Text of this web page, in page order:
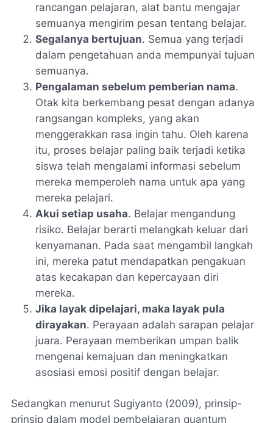
rancangan pelajaran, alat bantu mengajar
semuanya mengirim pesan tentang belajar.
Segalanya bertujuan. Semua yang terjadi
dalam pengetahuan anda mempunyai tujuan
semuanya.
Pengalaman sebelum pemberian nama.
Otak kita berkembang pesat dengan adanya
rangsangan kompleks, yang akan
menggerakkan rasa ingin tahu. Oleh karena
itu, proses belajar paling baik terjadi ketika
siswa telah mengalami informasi sebelum
mereka memperoleh nama untuk apa yang
mereka pelajari.
Akui setiap usaha. Belajar mengandung
risiko. Belajar berarti melangkah keluar dari
kenyamanan. Pada saat mengambil langkah
ini, mereka patut mendapatkan pengakuan
atas kecakapan dan kepercayaan diri
mereka.
Jika layak dipelajari, maka layak pula
dirayakan. Perayaan adalah sarapan pelajar
juara. Perayaan memberikan umpan balik
mengenai kemajuan dan meningkatkan
asosiasi emosi positif dengan belajar.
Sedangkan menurut Sugiyanto (2009), prinsip-
prinsip dalam model pembelajaran quantum